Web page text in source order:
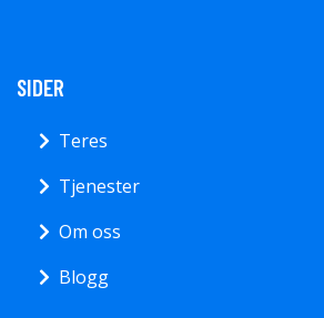
SIDER
Teres
Tjenester
Om oss
Blogg